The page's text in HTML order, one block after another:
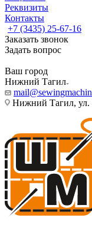
Реквизиты
Контакты
+7 (3435) 25-67-16
Заказать звонок
Задать вопрос
Ваш город
Нижний Тагил
Нижний Тагил, ул.